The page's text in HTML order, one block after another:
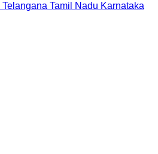
Telangana Tamil Nadu Karnataka